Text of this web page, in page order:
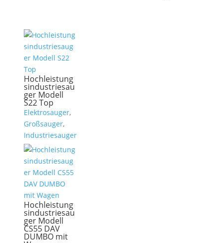
Hochleistung
sindustriesau
ger Modell
S22 Top
Elektrosauger,
Großsauger,
Industriesauger
Hochleistung
sindustriesau
ger Modell
CS55 DAV
DUMBO mit